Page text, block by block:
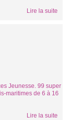
Lire la suite
Jeunesse. 99 super
maritimes de 6 à 16
Lire la suite